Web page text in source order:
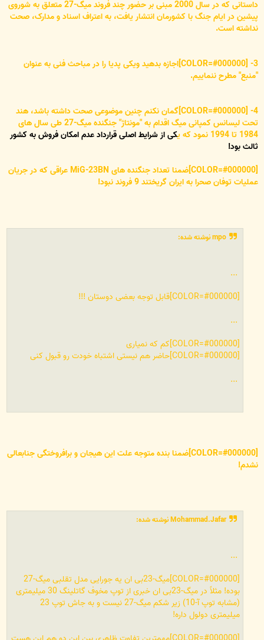
داستانی که در سال 2000 مبنی بر حضور چند فروند میگ-27 متعلق به شوروی
پیشین در ایام جنگ با کشورمان انتشار یافت، به اعتراف اسناد و مدارک، صحت
نداشته است.
3- [COLOR=#000000]اجازه بدهید ویکی پدیا را در مباحث فنی به عنوان
"منبع" مطرح ننماییم.
4- [COLOR=#000000]گمان نکنم چنین موضوعی صحت داشته باشد، هند
تحت لیسانس کمپانی میگ اقدام به "مونتاژ" جنگنده میگ-27 طی سال های
1984 تا 1994 نمود که ی
کی از شرایط اصلی قرارداد عدم امکان فروش به کشور
ثالث بود!
[COLOR=#000000]ضمنا تعداد جنگنده های MiG-23BN عراقی که در جریان
عملیات توفان صحرا به ایران گریختند 9 فروند نبود!
mpo نوشته شده:
...
[COLOR=#000000]قابل توجه بعضی دوستان !!!
...
[COLOR=#000000]کم که نمیاری
[COLOR=#000000]حاضر هم نیستی اشتباه خودت رو قبول کنی
...
[COLOR=#000000]ضمنا بنده متوجه علت این هیجان و برافروختگی جنابعالی
نشدم!
Mohammad.Jafar نوشته شده:
...
[COLOR=#000000]میگ-23بی ان یه جورایی مدل تقلبی میگ-27
بوده! مثلاً در میگ-23بی ان خبری از توپ مخوف گاتلینگ 30 میلیمتری
(مشابه توپ آ-10) زیر شکم میگ-27 نیست و به جاش توپ 23
میلیمتری دولول داره!